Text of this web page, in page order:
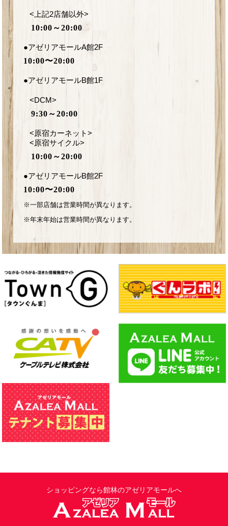
<上記2店舗以外>
10:00～20:00
●アゼリアモールA館2F
10:00〜20:00
●アゼリアモールB館1F
<DCM>
9:30～20:00
<原宿カーネット>
<原宿サイクル>
10:00～20:00
●アゼリアモールB館2F
10:00〜20:00
※一部店舗は営業時間が異なります。
※年末年始は営業時間が異なります。
ショッピングなら館林のアゼリアモールへ